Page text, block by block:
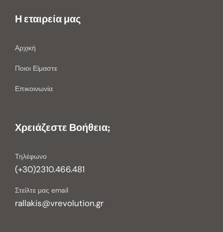
Η εταιρεία μας
Αρχική
Ποιοι Είμαστε
Επικοινωνία
Χρειάζεστε Βοήθεια;
Τηλέφωνο
(+30)2310.466.481
Στείλτε μας email
rallakis@vrevolution.gr